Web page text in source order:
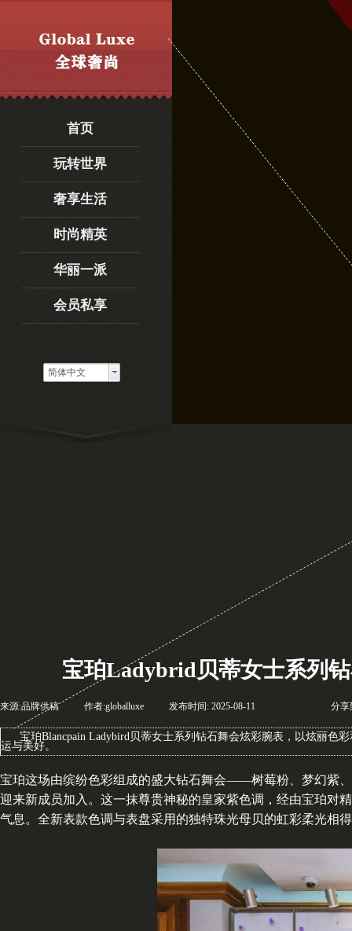
首页
玩转世界
奢享生活
时尚精英
华丽一派
会员私享
简体中文
宝珀Ladybrid贝蒂女士系列
来源:品牌供稿 作者:globalluxe 发布时间: 2025-08-11 分享
宝珀Blancpain Ladybird贝蒂女士系列钻石舞会炫彩腕表，以炫丽色
运与美好。
宝珀这场由缤纷色彩组成的盛大钻石舞会——树莓粉、梦幻紫
迎来新成员加入。这一抹尊贵神秘的皇家紫色调，经由宝珀对
气息。全新表款色调与表盘采用的独特珠光母贝的虹彩柔光相